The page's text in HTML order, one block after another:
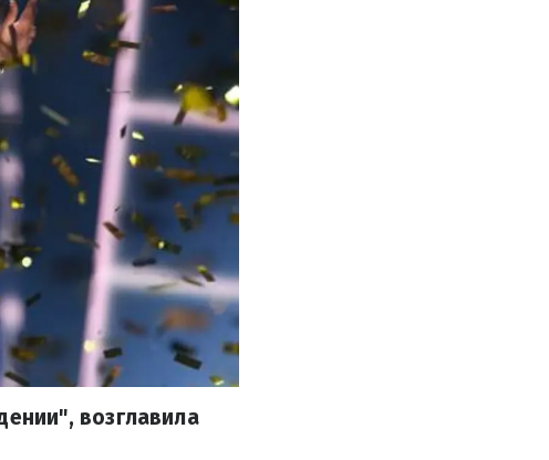
возглавила